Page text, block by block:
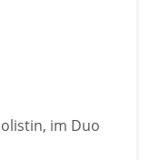
im Duo